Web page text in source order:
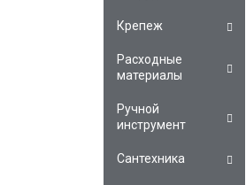
Крепеж
Расходные
материалы
Ручной
инструмент
Сантехника